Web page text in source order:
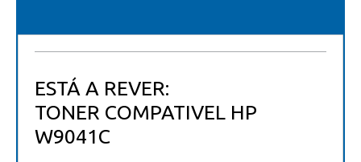
ESTÁ A REVER:
TONER COMPATIVEL HP
W9041C